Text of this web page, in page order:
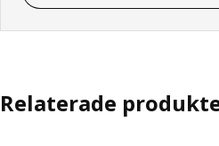
Relaterade